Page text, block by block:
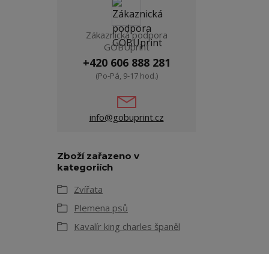
Zákaznická podpora
GOBUprint
+420 606 888 281
(Po-Pá, 9-17 hod.)
info@gobuprint.cz
Zboží zařazeno v
kategoriích
Zvířata
Plemena psů
Kavalír king charles španěl